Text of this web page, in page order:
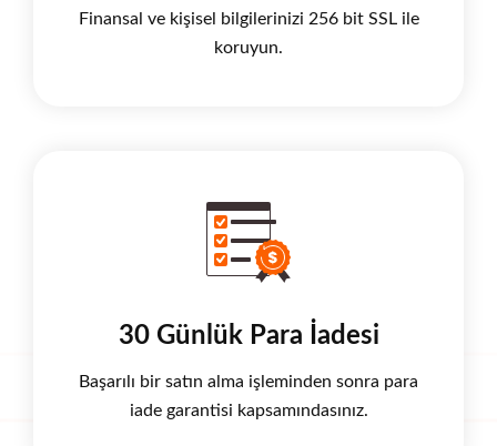
Finansal ve kişisel bilgilerinizi 256 bit SSL ile
koruyun.
30 Günlük Para İadesi
Başarılı bir satın alma işleminden sonra para
iade garantisi kapsamındasınız.